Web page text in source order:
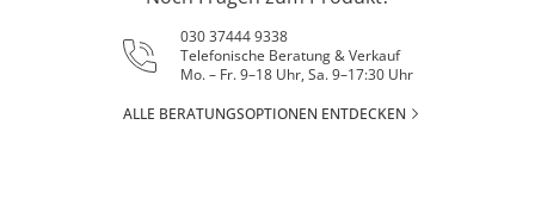
030 37444 9338
Telefonische Beratung & Verkauf
Mo. – Fr. 9–18 Uhr, Sa. 9–17:30 Uhr
ALLE BERATUNGSOPTIONEN ENTDECKEN